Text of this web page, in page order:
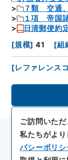
７類 交通
１項 帝国
日清郵便約
[規模] 41 [組
[レファレンス
ご訪問いただ
私たちがよ
バシーポリシ